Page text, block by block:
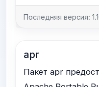
Последняя версия:
apr
Пакет apr